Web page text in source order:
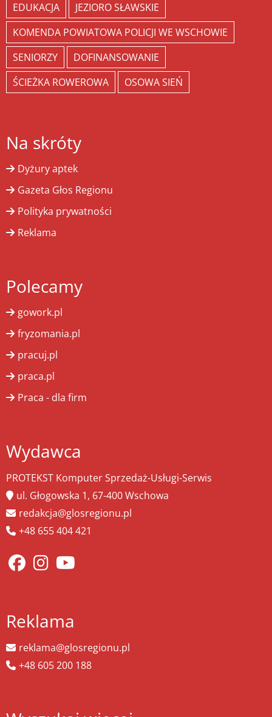
EDUKACJA
JEZIORO SŁAWSKIE
KOMENDA POWIATOWA POLICJI WE WSCHOWIE
SENIORZY
DOFINANSOWANIE
ŚCIEŻKA ROWEROWA
OSOWA SIEŃ
Na skróty
Dyżury aptek
Gazeta Głos Regionu
Polityka prywatności
Reklama
Polecamy
gowork.pl
fryzomania.pl
pracuj.pl
praca.pl
Praca - dla firm
Wydawca
PROTEKST Komputer Sprzedaż-Usługi-Serwis
ul. Głogowska 1, 67-400 Wschowa
redakcja@glosregionu.pl
+48 655 404 421
Reklama
reklama@glosregionu.pl
+48 605 200 188